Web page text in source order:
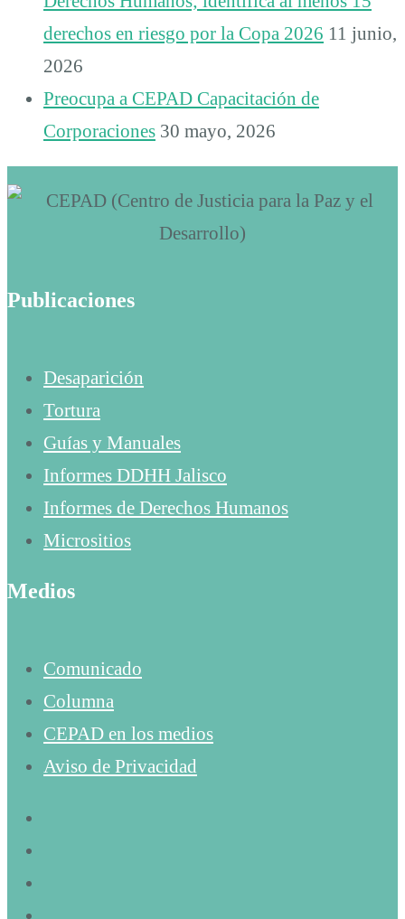
derechos en riesgo por la Copa 2026 11 junio,
2026
Preocupa a CEPAD Capacitación de
Corporaciones 30 mayo, 2026
Publicaciones
Desaparición
Tortura
Guías y Manuales
Informes DDHH Jalisco
Informes de Derechos Humanos
Micrositios
Medios
Comunicado
Columna
CEPAD en los medios
Aviso de Privacidad